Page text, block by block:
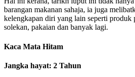
barangan makanan sahaja, ia juga
kelengkapan diri yang lain seperti produk
solekan, pakaian dan banyak lagi.
Kaca Mata Hitam
Jangka hayat: 2 Tahun